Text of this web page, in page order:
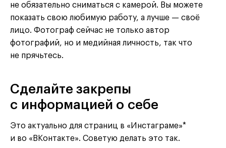
не обязательно сниматься с камерой. Вы можете
показать свою любимую работу, а лучше — своё
лицо. Фотограф сейчас не только автор
фотографий, но и медийная личность, так что
не прячьтесь.
Сделайте закрепы
с информацией о себе
Это актуально для страниц в «Инстаграме»*
и во «ВКонтакте». Советую делать это так.